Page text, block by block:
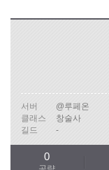
서버
@루페온
클래스
창술사
길드
-
0